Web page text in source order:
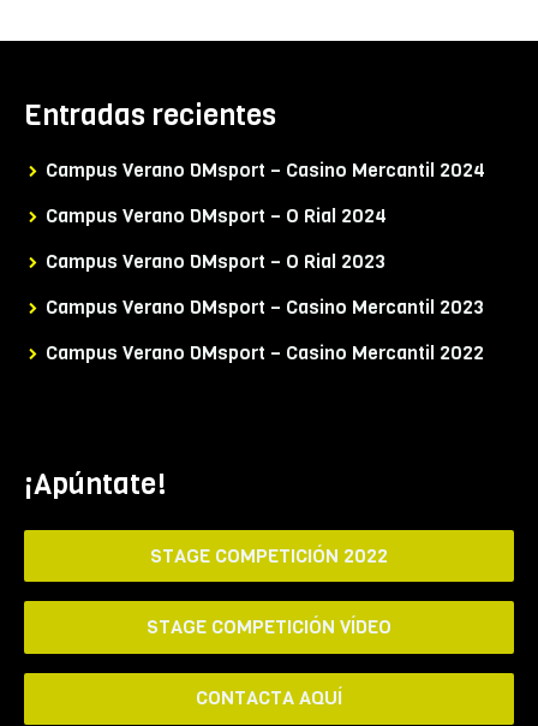
Entradas recientes
Campus Verano DMsport – Casino Mercantil 2024
Campus Verano DMsport – O Rial 2024
Campus Verano DMsport – O Rial 2023
Campus Verano DMsport – Casino Mercantil 2023
Campus Verano DMsport – Casino Mercantil 2022
¡Apúntate!
STAGE COMPETICIÓN 2022
STAGE COMPETICIÓN VÍDEO
CONTACTA AQUÍ